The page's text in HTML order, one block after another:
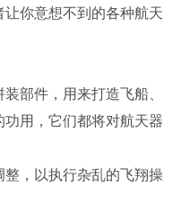
你意想不到的各种航天
部件，用来打造飞船、
用，它们都将对航天器
，以执行杂乱的飞翔操